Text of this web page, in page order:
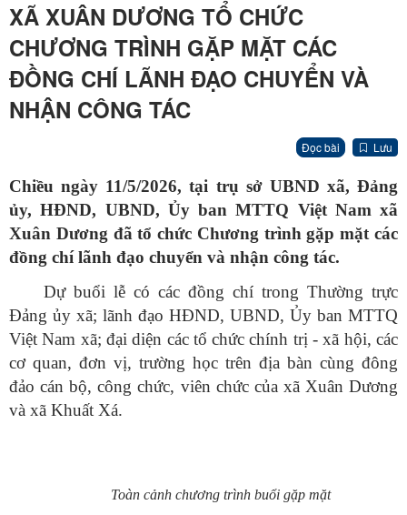
XÃ XUÂN DƯƠNG TỔ CHỨC
CHƯƠNG TRÌNH GẶP MẶT CÁC
ĐỒNG CHÍ LÃNH ĐẠO CHUYỂN VÀ
NHẬN CÔNG TÁC
Đọc bài Lưu
Chiều ngày 11/5/2026, tại trụ sở UBND xã, Đảng
ủy, HĐND, UBND, Ủy ban MTTQ Việt Nam xã
Xuân Dương đã tổ chức Chương trình gặp mặt các
đồng chí lãnh đạo chuyển và nhận công tác.
Dự buổi lễ có các đồng chí trong Thường trực
Đảng ủy xã; lãnh đạo HĐND, UBND, Ủy ban MTTQ
Việt Nam xã; đại diện các tổ chức chính trị - xã hội, các
cơ quan, đơn vị, trường học trên địa bàn cùng đông
đảo cán bộ, công chức, viên chức của xã Xuân Dương
và xã Khuất Xá.
Toàn cảnh chương trình buổi gặp mặt